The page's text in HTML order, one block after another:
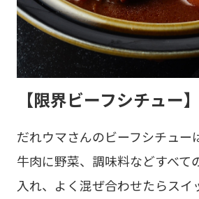
【限界ビーフシチュー】
だれウマさんのビーフシチュー
牛肉に野菜、調味料などすべて
入れ、よく混ぜ合わせたらスイ